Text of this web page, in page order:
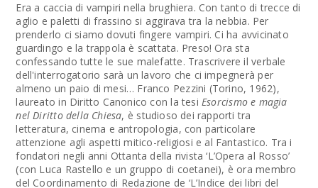
Era a caccia di vampiri nella brughiera. Con tanto di trecce di
aglio e paletti di frassino si aggirava tra la nebbia. Per
prenderlo ci siamo dovuti fingere vampiri. Ci ha avvicinato
guardingo e la trappola è scattata. Preso! Ora sta
confessando tutte le sue malefatte. Trascrivere il verbale
dell'interrogatorio sarà un lavoro che ci impegnerà per
almeno un paio di mesi… Franco Pezzini (Torino, 1962),
laureato in Diritto Canonico con la tesiEsorcismo e magia
nel Diritto della Chiesa, è studioso dei rapporti tra
letteratura, cinema e antropologia, con particolare
attenzione agli aspetti mitico-religiosi e al Fantastico. Tra i
fondatori negli anni Ottanta della rivista ‘L’Opera al Rosso’
(con Luca Rastello e un gruppo di coetanei), è ora membro
del Coordinamento di Redazione de ‘L’Indice dei libri del